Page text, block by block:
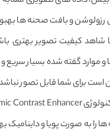
و بافت صحنه ها بهبود
کیفیت تصویر بهتری
موارد گفته شده بسیار سریع و
برای شما قابل تصور
را به صورت پویا و داینامیک